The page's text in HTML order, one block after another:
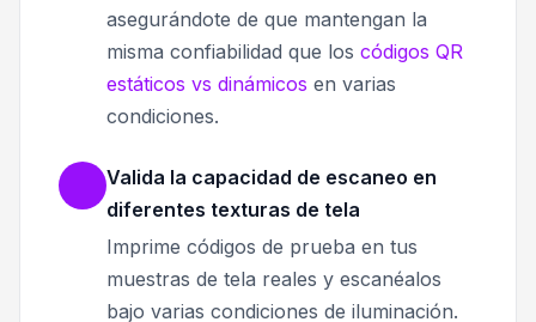
asegurándote de que mantengan la
misma confiabilidad que los códigos QR
estáticos vs dinámicos en varias
condiciones.
Valida la capacidad de escaneo en
diferentes texturas de tela
Imprime códigos de prueba en tus
muestras de tela reales y escanéalos
bajo varias condiciones de iluminación.